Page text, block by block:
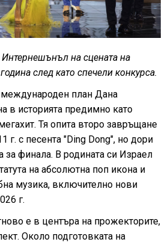
на сцената на
след като спечели конкурса.
план Дана
в историята предимно като
Тя опита второ завръщане
г. с песента "Ding Dong", но дори
за финала. В родината си Израел
на абсолютна поп икона и
музика, включително нови
г.
е в центъра на прожекторите,
Около подготовката на